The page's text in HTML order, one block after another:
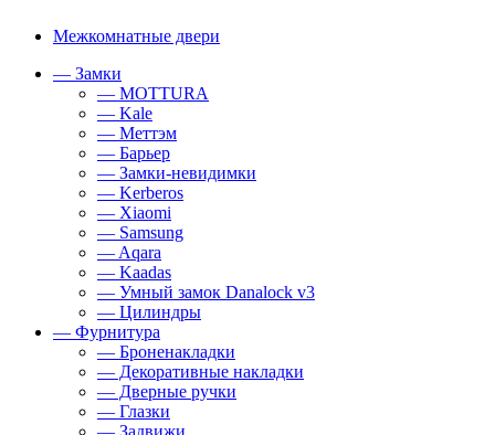
Межкомнатные двери
— Замки
— MOTTURA
— Kale
— Меттэм
— Барьер
— Замки-невидимки
— Kerberos
— Xiaomi
— Samsung
— Aqara
— Kaadas
— Умный замок Danalock v3
— Цилиндры
— Фурнитура
— Броненакладки
— Декоративные накладки
— Дверные ручки
— Глазки
— Задвижи